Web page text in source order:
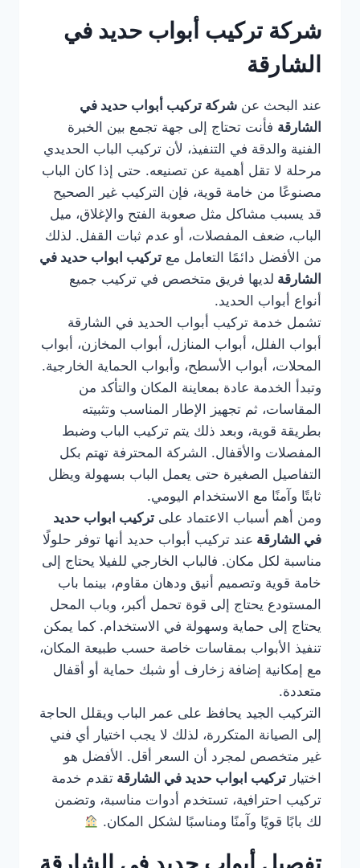
شركة تركيب أبواب حديد في
الشارقة
عند البحث عن شركة تركيب أبواب حديد في
الشارقة فأنت تحتاج إلى جهة تجمع بين الخبرة
الفنية والدقة في التنفيذ، لأن تركيب الباب الحديدي
مرحلة لا تقل أهمية عن تصنيعه. حتى إذا كان الباب
مصنوعًا من خامة قوية، فإن التركيب غير الصحيح
قد يسبب مشاكل مثل صعوبة الفتح والإغلاق، ميل
الباب، ضعف المفصلات، أو عدم ثبات القفل. لذلك
من الأفضل دائمًا التعامل مع تركيب ابواب حديد في
الشارقة لديها فريق متخصص في تركيب جميع
أنواع أبواب الحديد.
تشمل خدمة تركيب أبواب الحديد في الشارقة
أبواب الفلل، أبواب المنازل، أبواب المخازن، أبواب
المحلات، أبواب الأسطح، وأبواب الحماية الخارجية.
وتبدأ الخدمة عادة بمعاينة المكان والتأكد من
المقاسات، ثم تجهيز الإطار المناسب وتثبيته
بطريقة قوية، وبعد ذلك يتم تركيب الباب وضبط
المفصلات والأقفال. الشركة المحترفة تهتم بكل
التفاصيل الصغيرة حتى يعمل الباب بسهولة ويظل
ثابتًا وآمنًا مع الاستخدام اليومي.
ومن أهم أسباب الاعتماد على تركيب ابواب حديد
في الشارقة عند تركيب أبواب حديد أنها توفر حلولًا
مناسبة لكل مكان. فالباب الخارجي للفيلا يحتاج إلى
خامة قوية وتصميم أنيق ودهان مقاوم، بينما باب
المستودع يحتاج إلى قوة تحمل أكبر، وباب المحل
يحتاج إلى حماية وسهولة في الاستخدام. كما يمكن
تنفيذ الأبواب بمقاسات خاصة حسب طبيعة المكان،
مع إمكانية إضافة زخارف أو شبك حماية أو أقفال
متعددة.
التركيب الجيد يحافظ على عمر الباب ويقلل الحاجة
إلى الصيانة المتكررة، لذلك لا يجب اختيار أي فني
غير متخصص لمجرد أن السعر أقل. الأفضل هو
اختيار تركيب ابواب حديد في الشارقة تقدم خدمة
تركيب احترافية، تستخدم أدوات مناسبة، وتضمن
لك بابًا قويًا وآمنًا ومناسبًا لشكل المكان.